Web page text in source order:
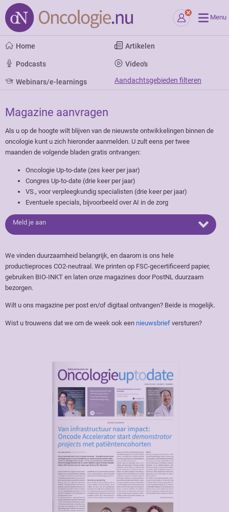
Menu
Home Artikelen
Podcasts Video's
Webinars/e-learnings Aandachtsgebieden filteren
Magazine aanvragen
Als u op de hoogte wilt blijven van de nieuwste ontwikkelingen binnen de
oncologie kunt u zich hieronder aanmelden. U zult eens per twee
maanden de volgende bladen gratis ontvangen:
Oncologie Up-to-date (zes keer per jaar)
Congres Up-to-date (drie keer per jaar)
VS., voor verpleegkundig specialisten (drie keer per jaar)
Eventuele specials, bijvoorbeeld over AI in de zorg
Meld je aan
We vinden duurzaamheid belangrijk, en daarom is ons hele
productieproces CO2-neutraal. We printen op FSC-gecertificeerd papier,
gebruiken BIO-INKT en laten onze magazines door PostNL duurzaam
bezorgen.
Wilt u ons magazine per post en/of digitaal ontvangen? Beide is mogelijk.
Wist u trouwens dat we om de week ook een nieuwsbrief versturen?